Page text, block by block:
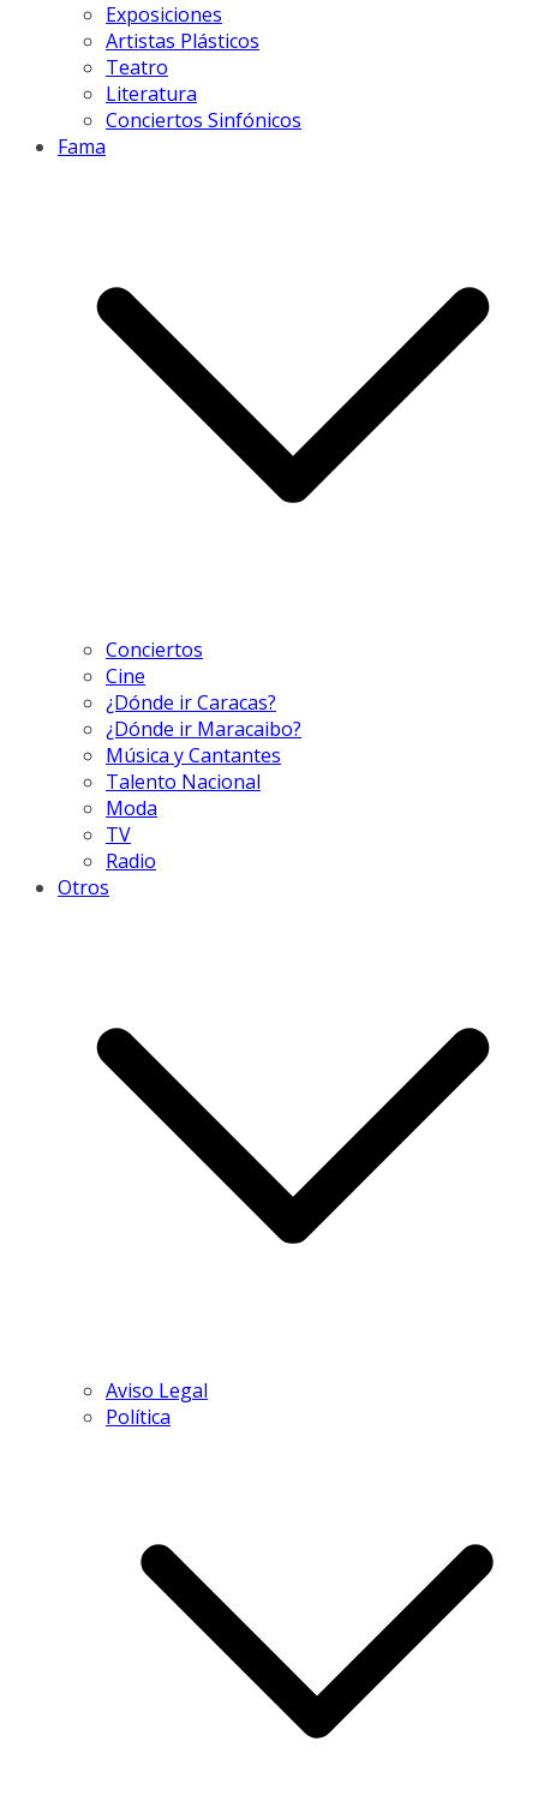
Exposiciones
Artistas Plásticos
Teatro
Literatura
Conciertos Sinfónicos
Fama
Conciertos
Cine
¿Dónde ir Caracas?
¿Dónde ir Maracaibo?
Música y Cantantes
Talento Nacional
Moda
TV
Radio
Otros
Aviso Legal
Política